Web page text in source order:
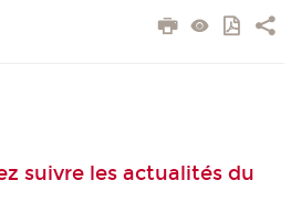
suivre les actualités du